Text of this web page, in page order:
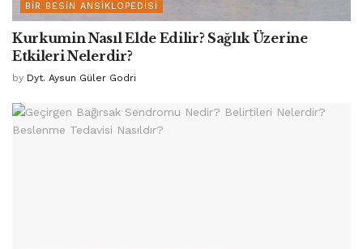
BIR BESIN ANSIKLOPEDISI
Kurkumin Nasıl Elde Edilir? Sağlık Üzerine
Etkileri Nelerdir?
by Dyt. Aysun Güler Godri